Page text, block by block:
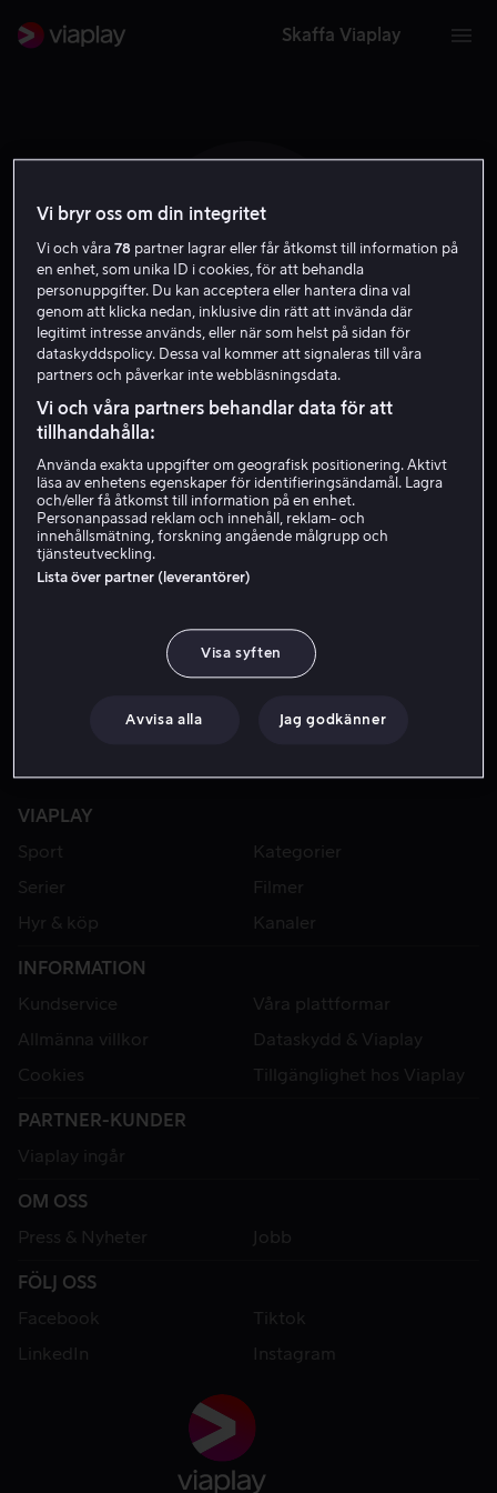
Skaffa Viaplay
J N
John Nielsen
Skådespelare
VIAPLAY
Sport
Kategorier
Serier
Filmer
Hyr & köp
Kanaler
INFORMATION
Kundservice
Våra plattformar
Allmänna villkor
Dataskydd & Viaplay
Cookies
Tillgänglighet hos Viaplay
PARTNER-KUNDER
Viaplay ingår
OM OSS
Press & Nyheter
Jobb
FÖLJ OSS
Facebook
Tiktok
LinkedIn
Instagram
Vi bryr oss om din integritet
Vi och våra78 partner lagrar eller får åtkomst till information på
en enhet, som unika ID i cookies, för att behandla
personuppgifter. Du kan acceptera eller hantera dina val
genom att klicka nedan, inklusive din rätt att invända där
legitimt intresse används, eller när som helst på sidan för
dataskyddspolicy. Dessa val kommer att signaleras till våra
partners och påverkar inte webbläsningsdata.
Vi och våra partners behandlar data för att
tillhandahålla:
Använda exakta uppgifter om geografisk positionering. Aktivt
läsa av enhetens egenskaper för identifieringsändamål. Lagra
och/eller få åtkomst till information på en enhet.
Personanpassad reklam och innehåll, reklam- och
innehållsmätning, forskning angående målgrupp och
tjänsteutveckling.
Lista över partner (leverantörer)
Visa syften
Avvisa alla Jag godkänner